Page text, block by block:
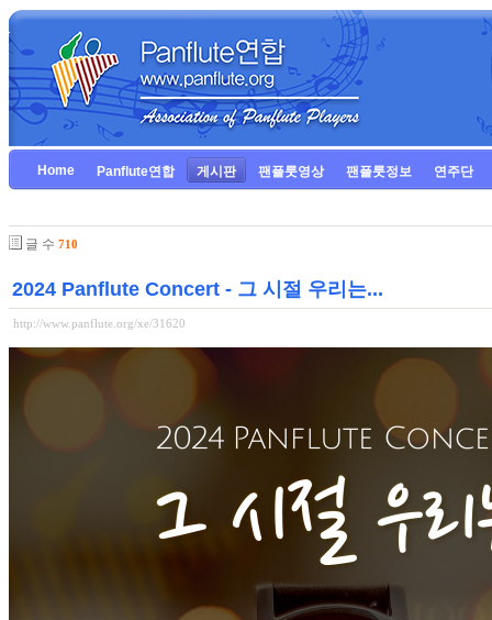
Home Panflute연합 게시판 팬플룻영상 팬플룻정보 연주단
글 수 710
2024 Panflute Concert - 그 시절 우리는...
http://www.panflute.org/xe/31620